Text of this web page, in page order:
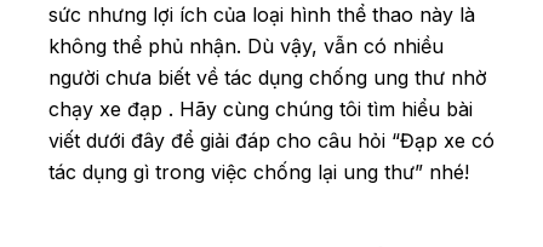
sức nhưng lợi ích của loại hình thể thao này là
không thể phủ nhận. Dù vậy, vẫn có nhiều
người chưa biết về tác dụng chống ung thư nhờ
chạy xe đạp . Hãy cùng chúng tôi tìm hiểu bài
viết dưới đây để giải đáp cho câu hỏi “Đạp xe có
tác dụng gì trong việc chống lại ung thư” nhé!